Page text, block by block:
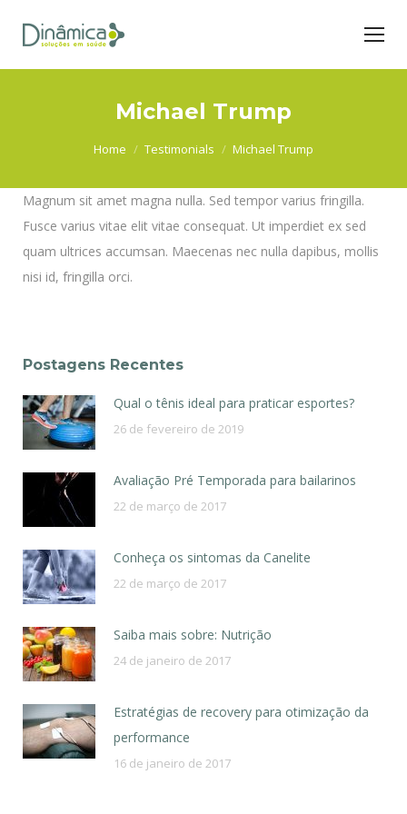
Michael Trump
You are here:Home Testimonials Michael Trump
Magnum sit amet magna nulla. Sed tempor varius fringilla.
Fusce varius vitae elit vitae consequat. Ut imperdiet ex sed
quam ultrices accumsan. Maecenas nec nulla dapibus, mollis
nisi id, fringilla orci.
Postagens Recentes
Qual o tênis ideal para praticar esportes?
26 de fevereiro de 2019
Avaliação Pré Temporada para bailarinos
22 de março de 2017
Conheça os sintomas da Canelite
22 de março de 2017
Saiba mais sobre: Nutrição
24 de janeiro de 2017
Estratégias de recovery para otimização da
performance
16 de janeiro de 2017